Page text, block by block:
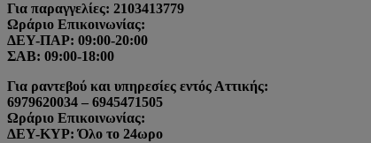
Για παραγγελίες: 2103413779
Ωράριο Επικοινωνίας:
ΔΕΥ-ΠΑΡ: 09:00-20:00
ΣΑΒ: 09:00-18:00
Για ραντεβού και υπηρεσίες εντός Αττικής:
6979620034 – 6945471505
Ωράριο Επικοινωνίας:
ΔΕΥ-ΚΥΡ: Όλο το 24ωρο